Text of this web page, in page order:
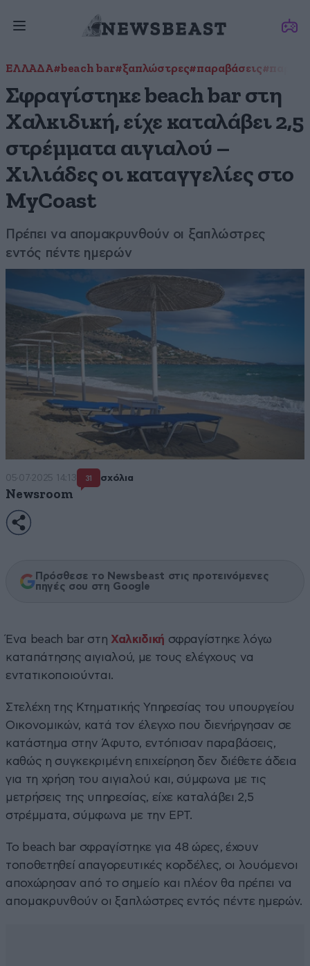
ΕΛΛΑΔΑ#beach bar#ξαπλώστρες#παραβάσεις
Σφραγίστηκε beach bar στη
Χαλκιδική, είχε καταλάβει 2,5
στρέμματα αιγιαλού –
Χιλιάδες οι καταγγελίες στο
MyCoast
Πρέπει να απομακρυνθούν οι ξαπλώστρες
εντός πέντε ημερών
05·07·2025 14:13 31 σχόλια
Newsroom
Πρόσθεσε το Newsbeast στις προτεινόμενες
πηγές σου στη Google
Ένα beach bar στη Χαλκιδική σφραγίστηκε λόγω
καταπάτησης αιγιαλού, με τους ελέγχους να
εντατικοποιούνται.
Στελέχη της Κτηματικής Υπηρεσίας του υπουργείου
Οικονομικών, κατά τον έλεγχο που διενήργησαν σε
κατάστημα στην Άφυτο, εντόπισαν παραβάσεις,
καθώς η συγκεκριμένη επιχείρηση δεν διέθετε άδεια
για τη χρήση του αιγιαλού και, σύμφωνα με τις
μετρήσεις της υπηρεσίας, είχε καταλάβει 2,5
στρέμματα, σύμφωνα με την ΕΡΤ.
Το beach bar σφραγίστηκε για 48 ώρες, έχουν
τοποθετηθεί απαγορευτικές κορδέλες, οι λουόμενοι
αποχώρησαν από το σημείο και πλέον θα πρέπει να
απομακρυνθούν οι ξαπλώστρες εντός πέντε ημερών.